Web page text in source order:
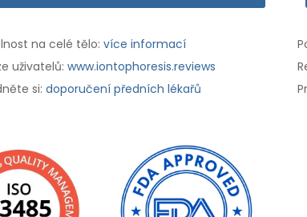
na celé tělo: více informací
uživatelů: www.iontophoresis.reviews
si: doporučení předních lékařů